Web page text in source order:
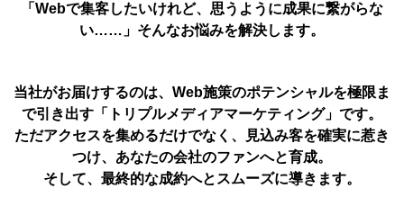
「Webで集客したいけれど、思うように成果に繋がらな
い……」そんなお悩みを解決します。
当社がお届けするのは、Web施策のポテンシャルを極限ま
で引き出す「トリプルメディアマーケティング」です。
ただアクセスを集めるだけでなく、見込み客を確実に惹き
つけ、あなたの会社のファンへと育成。
そして、最終的な成約へとスムーズに導きます。